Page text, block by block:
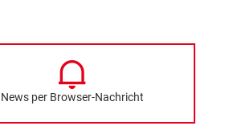
News per Browser-Nachricht